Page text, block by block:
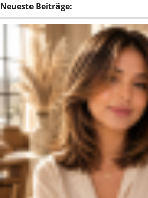
Neueste Beiträge: